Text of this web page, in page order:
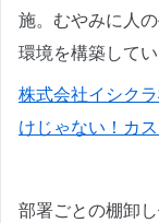
施。むやみに人
環境を構築してい
株式会社イシク
けじゃない！カ
部署ごとの棚卸